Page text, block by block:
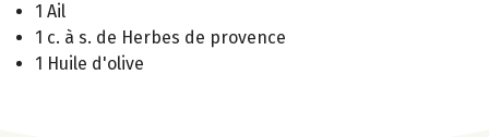
1 Ail
1 c. à s. de Herbes de provence
1 Huile d'olive